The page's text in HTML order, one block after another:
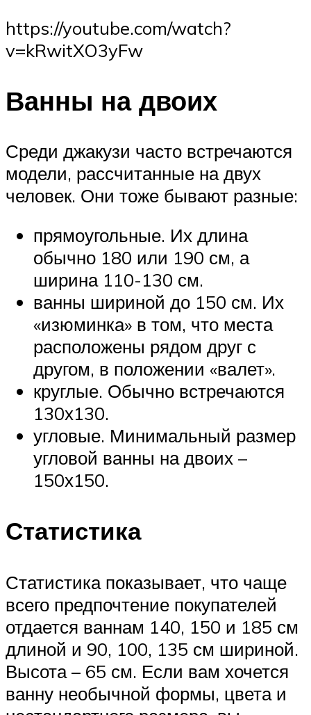
https://youtube.com/watch?
v=kRwitXO3yFw
Ванны на двоих
Среди джакузи часто встречаются
модели, рассчитанные на двух
человек. Они тоже бывают разные:
прямоугольные. Их длина
обычно 180 или 190 см, а
ширина 110-130 см.
ванны шириной до 150 см. Их
«изюминка» в том, что места
расположены рядом друг с
другом, в положении «валет».
круглые. Обычно встречаются
130х130.
угловые. Минимальный размер
угловой ванны на двоих –
150х150.
Статистика
Статистика показывает, что чаще
всего предпочтение покупателей
отдается ваннам 140, 150 и 185 см
длиной и 90, 100, 135 см шириной.
Высота – 65 см. Если вам хочется
ванну необычной формы, цвета и